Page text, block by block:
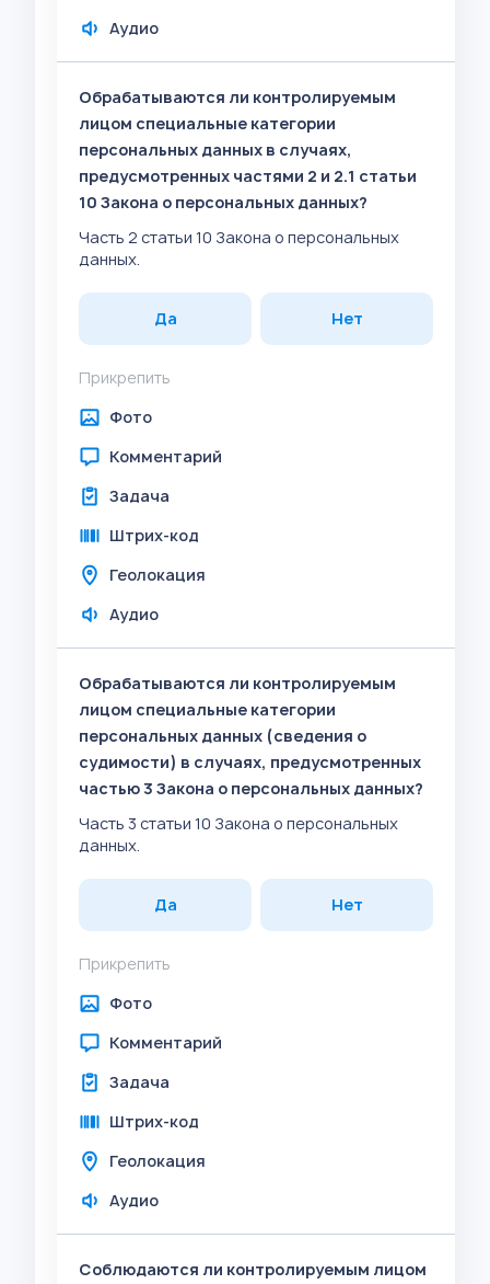
Аудио
Обрабатываются ли контролируемым
лицом специальные категории
персональных данных в случаях,
предусмотренных частями 2 и 2.1 статьи
10 Закона о персональных данных?
Часть 2 статьи 10 Закона о персональных
данных.
Да Нет
Прикрепить
Фото
Комментарий
Задача
Штрих-код
Геолокация
Аудио
Обрабатываются ли контролируемым
лицом специальные категории
персональных данных (сведения о
судимости) в случаях, предусмотренных
частью 3 Закона о персональных данных?
Часть 3 статьи 10 Закона о персональных
данных.
Да Нет
Прикрепить
Фото
Комментарий
Задача
Штрих-код
Геолокация
Аудио
Соблюдаются ли контролируемым лицом